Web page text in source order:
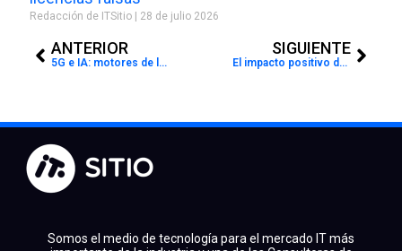
Redacción de ITSitio 28 de julio 2026
ANTERIOR
5G e IA: motores de la reindustrialización de los países desarrollados
SIGUIENTE
El impacto positivo de la Inteligencia Artificial en la ciberseguridad
Somos el medio de tecnología para el mercado IT más